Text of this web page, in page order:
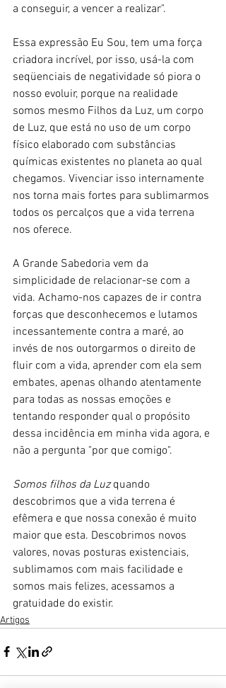
a conseguir, a vencer a realizar".
Essa expressão Eu Sou, tem uma força
criadora incrível, por isso, usá-la com
seqüenciais de negatividade só piora o
nosso evoluir, porque na realidade
somos mesmo Filhos da Luz, um corpo
de Luz, que está no uso de um corpo
físico elaborado com substâncias
químicas existentes no planeta ao qual
chegamos. Vivenciar isso internamente
nos torna mais fortes para sublimarmos
todos os percalços que a vida terrena
nos oferece.
A Grande Sabedoria vem da
simplicidade de relacionar-se com a
vida. Achamo-nos capazes de ir contra
forças que desconhecemos e lutamos
incessantemente contra a maré, ao
invés de nos outorgarmos o direito de
fluir com a vida, aprender com ela sem
embates, apenas olhando atentamente
para todas as nossas emoções e
tentando responder qual o propósito
dessa incidência em minha vida agora, e
não a pergunta "por que comigo".
Somos filhos da Luz quando
descobrimos que a vida terrena é
efêmera e que nossa conexão é muito
maior que esta. Descobrimos novos
valores, novas posturas existenciais,
sublimamos com mais facilidade e
somos mais felizes, acessamos a
gratuidade do existir.
Artigos